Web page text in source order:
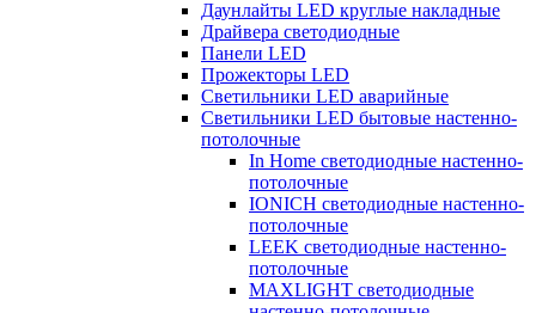
Даунлайты LED круглые накладные
Драйвера светодиодные
Панели LED
Прожекторы LED
Светильники LED аварийные
Светильники LED бытовые настенно-
потолочные
In Home светодиодные настенно-
потолочные
IONICH светодиодные настенно-
потолочные
LEEK светодиодные настенно-
потолочные
MAXLIGHT светодиодные